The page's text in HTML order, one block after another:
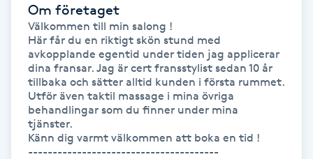
Hyaluronsyra
Hyperhidros
Hypnos
Hårborttagning
Om företaget
Välkommen till min salong !
Här får du en riktigt skön stund med
avkopplande egentid under tiden jag applicerar
dina fransar. Jag är cert fransstylist sedan 10 år
tillbaka och sätter alltid kunden i första rummet.
Utför även taktil massage i mina övriga
behandlingar som du finner under mina
tjänster.
Känn dig varmt välkommen att boka en tid !
---------------------------------------